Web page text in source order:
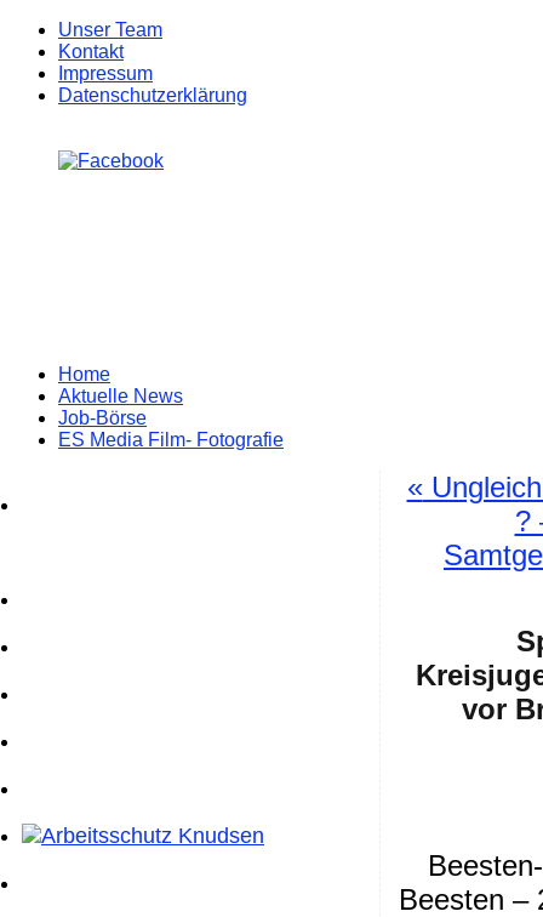
Unser Team
Kontakt
Impressum
Datenschutzerklärung
Zum
Inhalt
springen
Home
Aktuelle News
Job-Börse
ES Media Film- Fotografie
«
?
vor
Beesten –